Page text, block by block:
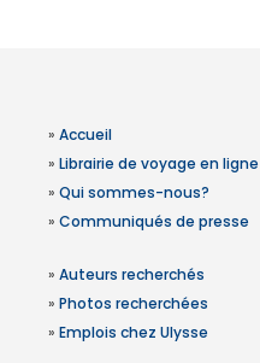
» Accueil
» Librairie de voyage en ligne
» Qui sommes-nous?
» Communiqués de presse
» Auteurs recherchés
» Photos recherchées
» Emplois chez Ulysse